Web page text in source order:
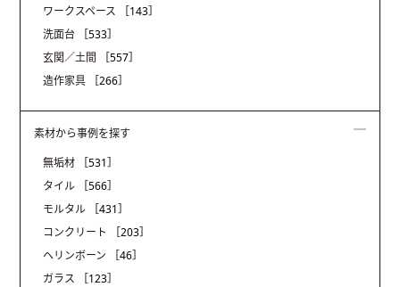
ワークスペース
［143］
洗面台
［533］
玄関／土間
［557］
造作家具
［266］
素材から事例を探す
無垢材
［531］
タイル
［566］
モルタル
［431］
コンクリート
［203］
ヘリンボーン
［46］
ガラス
［123］